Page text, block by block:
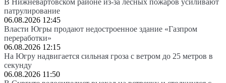
патрулирование
06.08.2026 12:45
Власти Югры продают недостроенное здание «Газпром
переработки»
06.08.2026 12:15
На Югру надвигается сильная гроза с ветром до 25 метров в
секунду
06.08.2026 11:50